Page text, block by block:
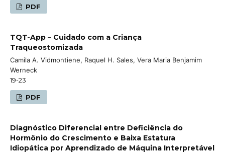
PDF
TQT-App – Cuidado com a Criança
Traqueostomizada
Camila A. Vidmontiene, Raquel H. Sales, Vera Maria Benjamim
Werneck
19-23
PDF
Diagnóstico Diferencial entre Deficiência do
Hormônio do Crescimento e Baixa Estatura
Idiopática por Aprendizado de Máquina Interpretável